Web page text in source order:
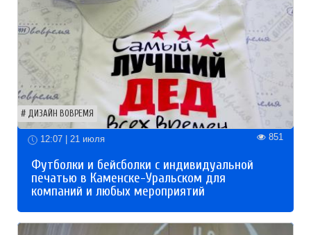
ДИЗАЙН ВОВРЕМЯ
12:07 | 21 июля 851
Футболки и бейсболки с индивидуальной
печатью в Каменске-Уральском для
компаний и любых мероприятий